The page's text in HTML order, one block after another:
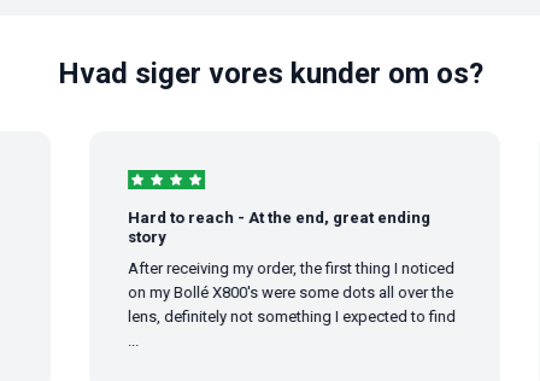
Hvad siger vores kunder om os?
Hard to reach - At the end, great ending
story
After receiving my order, the first thing I noticed
on my Bollé X800's were some dots all over the
lens, definitely not something I expected to find